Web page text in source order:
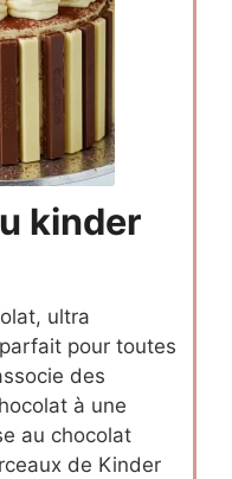
kinder
ultra
pour toutes
des
à une
au chocolat
de Kinder